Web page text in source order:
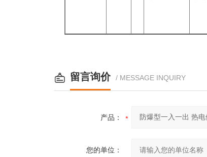
留言询价 / MESSAGE INQUIRY
产品：
您的单位：